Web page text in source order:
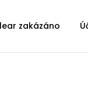
zakázáno